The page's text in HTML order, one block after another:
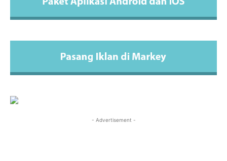
- Advertisement -